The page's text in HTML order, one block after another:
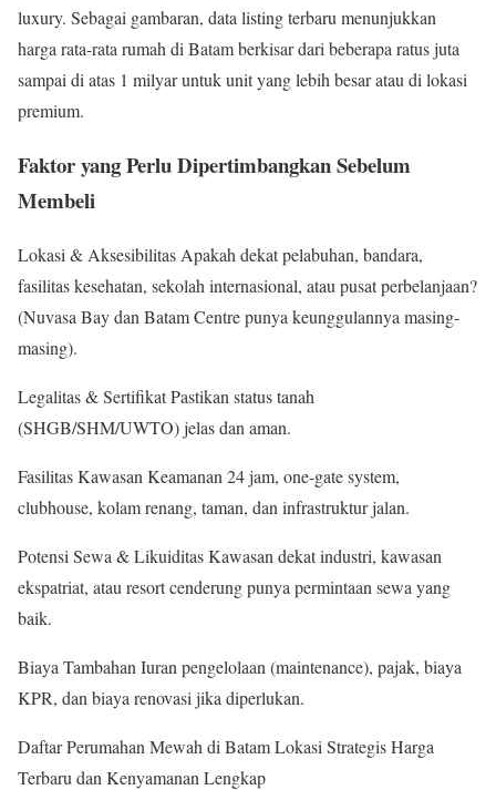
luxury. Sebagai gambaran, data listing terbaru menunjukkan
harga rata-rata rumah di Batam berkisar dari beberapa ratus juta
sampai di atas 1 milyar untuk unit yang lebih besar atau di lokasi
premium.
Faktor yang Perlu Dipertimbangkan Sebelum
Membeli
Lokasi & Aksesibilitas Apakah dekat pelabuhan, bandara,
fasilitas kesehatan, sekolah internasional, atau pusat perbelanjaan?
(Nuvasa Bay dan Batam Centre punya keunggulannya masing-
masing).
Legalitas & Sertifikat Pastikan status tanah
(SHGB/SHM/UWTO) jelas dan aman.
Fasilitas Kawasan Keamanan 24 jam, one-gate system,
clubhouse, kolam renang, taman, dan infrastruktur jalan.
Potensi Sewa & Likuiditas Kawasan dekat industri, kawasan
ekspatriat, atau resort cenderung punya permintaan sewa yang
baik.
Biaya Tambahan Iuran pengelolaan (maintenance), pajak, biaya
KPR, dan biaya renovasi jika diperlukan.
Daftar Perumahan Mewah di Batam Lokasi Strategis Harga
Terbaru dan Kenyamanan Lengkap